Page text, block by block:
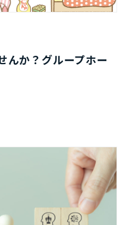
んか？グループホー